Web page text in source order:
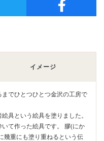
イメージ
でひとつひとつ金沢の工房で
具という絵具を塗りました。
て作った絵具です。 膠(にか
幾重にも塗り重ねるという伝